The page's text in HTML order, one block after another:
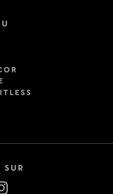
SUR